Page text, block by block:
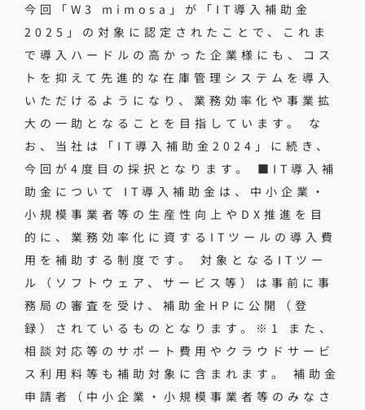
今回「W3 mimosa」が「IT導入補助金
2025」の対象に認定されたことで、これま
で導入ハードルの高かった企業様にも、コス
トを抑えて先進的な在庫管理システムを導入
いただけるようになり、業務効率化や事業拡
大の一助となることを目指しています。 な
お、当社は「IT導入補助金2024」に続き、
今回が4度目の採択となります。 ■IT導入補
助金について IT導入補助金は、中小企業・
小規模事業者等の生産性向上やDX推進を目
的に、業務効率化に資するITツールの導入費
用を補助する制度です。 対象となるITツー
ル（ソフトウェア、サービス等）は事前に事
務局の審査を受け、補助金HPに公開（登
録）されているものとなります。※1 また、
相談対応等のサポート費用やクラウドサービ
ス利用料等も補助対象に含まれます。 補助金
申請者（中小企業・小規模事業者等のみなさ